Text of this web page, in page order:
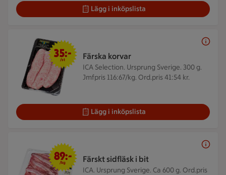
Lägg i inköpslista
Färska korvar
ICA Selection. Ursprung Sverige. 300 g.
Jmfpris 116:67/kg. Ord.pris 41:54 kr.
35 kr/st
35:-
/st
Lägg i inköpslista
Färskt sidfläsk i bit
ICA. Ursprung Sverige. Ca 600 g. Ord.pris
89 kr/kg
89:-
/kg